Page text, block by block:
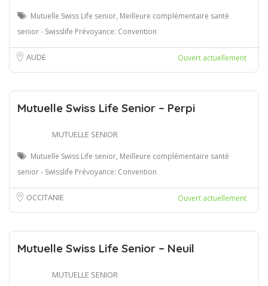
Mutuelle Swiss Life senior, Meilleure complémentaire santé
senior - Swisslife Prévoyance: Convention
AUDE Ouvert actuellement
Mutuelle Swiss Life Senior – Perpi
MUTUELLE SENIOR
Mutuelle Swiss Life senior, Meilleure complémentaire santé
senior - Swisslife Prévoyance: Convention
OCCITANIE Ouvert actuellement
Mutuelle Swiss Life Senior – Neuil
MUTUELLE SENIOR